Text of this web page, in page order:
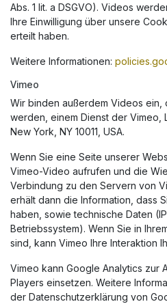
Abs. 1 lit. a DSGVO). Videos
Ihre Einwilligung über unsere
erteilt haben.
Weitere Informationen:
Vimeo
Wir binden außerdem Videos ein,
werden, einem Dienst der Vimeo,
New York, NY 10011, USA.
Wenn Sie eine Seite unserer
Vimeo-Video aufrufen und die
Verbindung zu den Servern von
erhält dann die Information, dass
haben, sowie technische Daten
Betriebssystem). Wenn Sie in
sind, kann Vimeo Ihre Interaktion
Vimeo kann Google Analytics zur
Players einsetzen. Weitere
der Datenschutzerklärung von